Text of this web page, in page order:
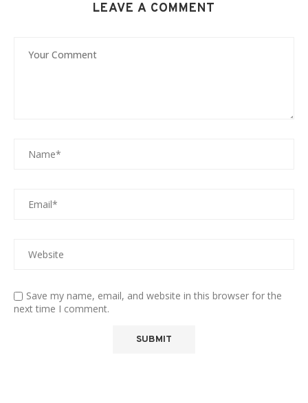
LEAVE A COMMENT
Save my name, email, and website in this browser for the
next time I comment.